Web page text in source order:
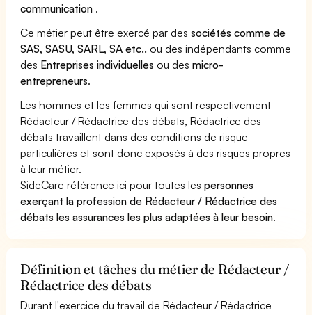
communication .
Ce métier peut être exercé par dessociétés comme de
SAS, SASU, SARL, SA etc.. ou des indépendants comme
des Entreprises individuelles ou desmicro-
entrepreneurs.
Les hommes et les femmes qui sont respectivement
Rédacteur / Rédactrice des débats, Rédactrice des
débats travaillent dans des conditions de risque
particulières et sont donc exposés à des risques propres
à leur métier.
SideCare référence ici pour toutes lespersonnes
exerçant la profession de Rédacteur / Rédactrice des
débats les assurances les plus adaptées à leur besoin.
Définition et tâches du métier de Rédacteur /
Rédactrice des débats
Durant l'exercice du travail de Rédacteur / Rédactrice